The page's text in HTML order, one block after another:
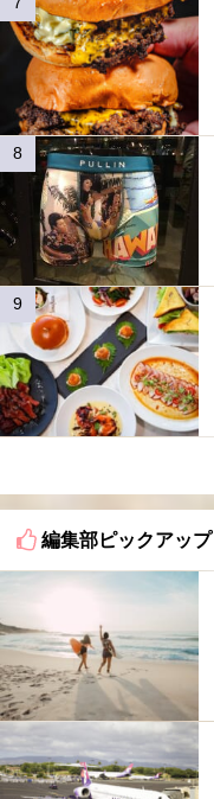
編集部ピックアップ